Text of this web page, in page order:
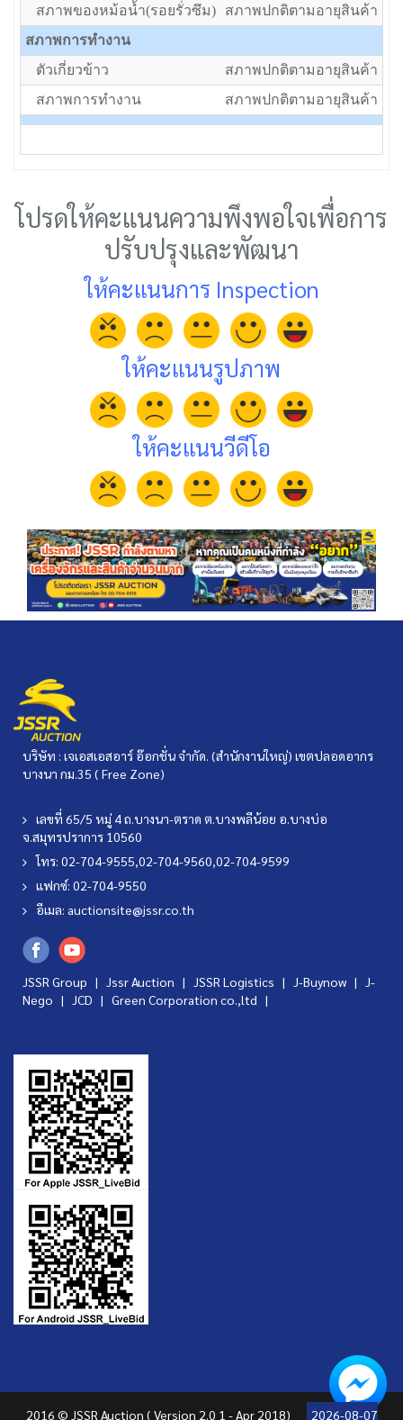
สภาพของหม้อน้ำ(รอยรั่วซึม)
สภาพปกติตามอายุสินค้า
สภาพการทำงาน
ตัวเกี่ยวข้าว
สภาพปกติตามอายุสินค้า
สภาพการทำงาน
สภาพปกติตามอายุสินค้า
โปรดให้คะแนนความพึงพอใจเพื่อการ
ปรับปรุงและพัฒนา
ให้คะแนนการ Inspection
ให้คะแนนรูปภาพ
ให้คะแนนวีดีโอ
บริษัท : เจเอสเอสอาร์ อ๊อกชั่น จำกัด. (สำนักงานใหญ่) เขตปลอดอากร
บางนา กม.35 ( Free Zone)
เลขที่ 65/5 หมู่ 4 ถ.บางนา-ตราด ต.บางพลีน้อย อ.บางบ่อ
จ.สมุทรปราการ 10560
โทร: 02-704-9555,02-704-9560,02-704-9599
แฟกซ์: 02-704-9550
อีเมล: auctionsite@jssr.co.th
JSSR Group | Jssr Auction | JSSR Logistics | J-Buynow | J-
Nego | JCD | Green Corporation co.,ltd |
2016 © JSSR Auction ( Version 2.0 1 - Apr 2018) 2026-08-07